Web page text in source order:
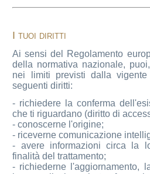
I tuoi diritti
Ai sensi del Regolamento
della normativa nazionale,
nei limiti previsti dalla vigente
seguenti diritti:
- richiedere la conferma
che ti riguardano (diritto di
- conoscerne l'origine;
- riceverne comunicazione
- avere informazioni circa la
finalità del trattamento;
- richiederne l'aggiornamento,